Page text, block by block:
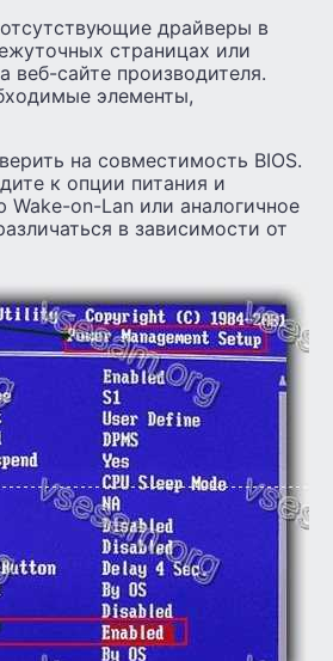
драйверы в
страницах или
веб-сайте производителя.
элементы,
на совместимость BIOS.
к опции питания и
Wake-on-Lan или аналогичное
в зависимости от